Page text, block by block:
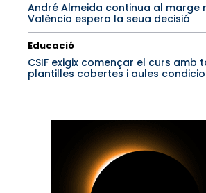
André Almeida continua al marge
València espera la seua decisió
Educació
CSIF exigix començar el curs amb
plantilles cobertes i aules